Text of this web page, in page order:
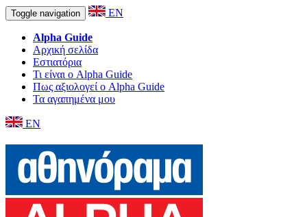
Toggle navigation EN
Alpha Guide
Αρχική σελίδα
Εστιατόρια
Τι είναι ο Alpha Guide
Πως αξιολογεί ο Alpha Guide
Τα αγαπημένα μου
EN